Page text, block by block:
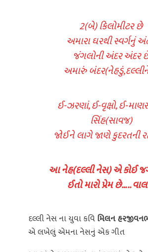
2(બે) કિલોમીટર છે
અમારા ઘરથી સ્વર્ગનું
જંગલોની અંદર અંદર
અમારું
ઈ-ઝરણાં, ઈ-વૃક્ષો, ઈ-
સિંહ(સાવજ)
જોઈને લાગે જાણે કુદરતની
આ નેહ(દલ્લી નેસ) એ કોઈ
ઈતો મારો પ્રેમ છે…..
દલ્લી નેસ ના યુવા કવિમિલન
એ લખેલું એમના નેસનું એક ગીત